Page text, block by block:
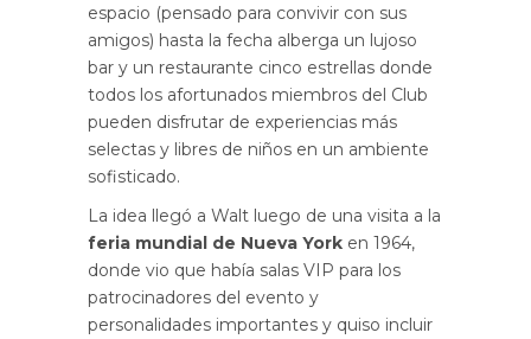
espacio (pensado para convivir con sus
amigos) hasta la fecha alberga un lujoso
bar y un restaurante cinco estrellas donde
todos los afortunados miembros del Club
pueden disfrutar de experiencias más
selectas y libres de niños en un ambiente
sofisticado.
La idea llegó a Walt luego de una visita a la
feria mundial de Nueva York en 1964,
donde vio que había salas VIP para los
patrocinadores del evento y
personalidades importantes y quiso incluir